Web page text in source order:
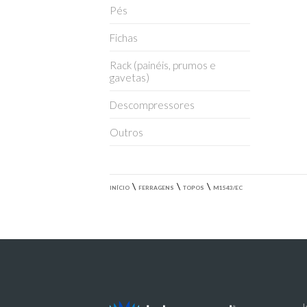
Pés
Fichas
Rack (painéis, prumos e
gavetas)
Descompressores
Outros
INÍCIO \ FERRAGENS \ TOPOS \ M1543/EC